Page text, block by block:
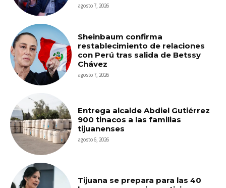
agosto 7, 2026
Sheinbaum confirma
restablecimiento de relaciones
con Perú tras salida de Betssy
Chávez
agosto 7, 2026
Entrega alcalde Abdiel Gutiérrez
900 tinacos a las familias
tijuanenses
agosto 6, 2026
Tijuana se prepara para las 40